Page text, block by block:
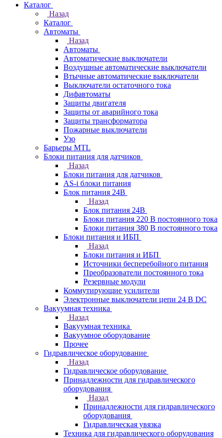
Каталог
Назад
Каталог
Автоматы
Назад
Автоматы
Автоматические выключатели
Воздушные автоматические выключатели
Втычные автоматические выключатели
Выключатели остаточного тока
Дифавтоматы
Защиты двигателя
Защиты от аварийного тока
Защиты трансформатора
Пожарные выключатели
Узо
Барьеры MTL
Блоки питания для датчиков
Назад
Блоки питания для датчиков
AS-i блоки питания
Блок питания 24В
Назад
Блок питания 24В
Блоки питания 220 В постоянного тока
Блоки питания 380 В постоянного тока
Блоки питания и ИБП
Назад
Блоки питания и ИБП
Источники бесперебойного питания
Преобразователи постоянного тока
Резервные модули
Коммутирующие усилители
Электронные выключатели цепи 24 В DC
Вакуумная техника
Назад
Вакуумная техника
Вакуумное оборудование
Прочее
Гидравлическое оборудование
Назад
Гидравлическое оборудование
Принадлежности для гидравлического
оборудования
Назад
Принадлежности для гидравлического
оборудования
Гидравлическая увязка
Техника для гидравлического оборудования